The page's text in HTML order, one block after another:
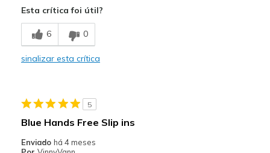
Comfortable
Stylish
Feels true to size
View On Shoes
Esta crítica foi útil?
6 0
sinalizar esta crítica
5
Blue Hands Free Slip ins
Enviado há 4 meses